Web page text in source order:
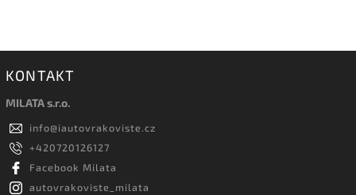
KONTAKT
MILATA s.r.o.
info@iautovrakoviste.cz
+420720126127
Facebook Milata
autovrakoviste_milata